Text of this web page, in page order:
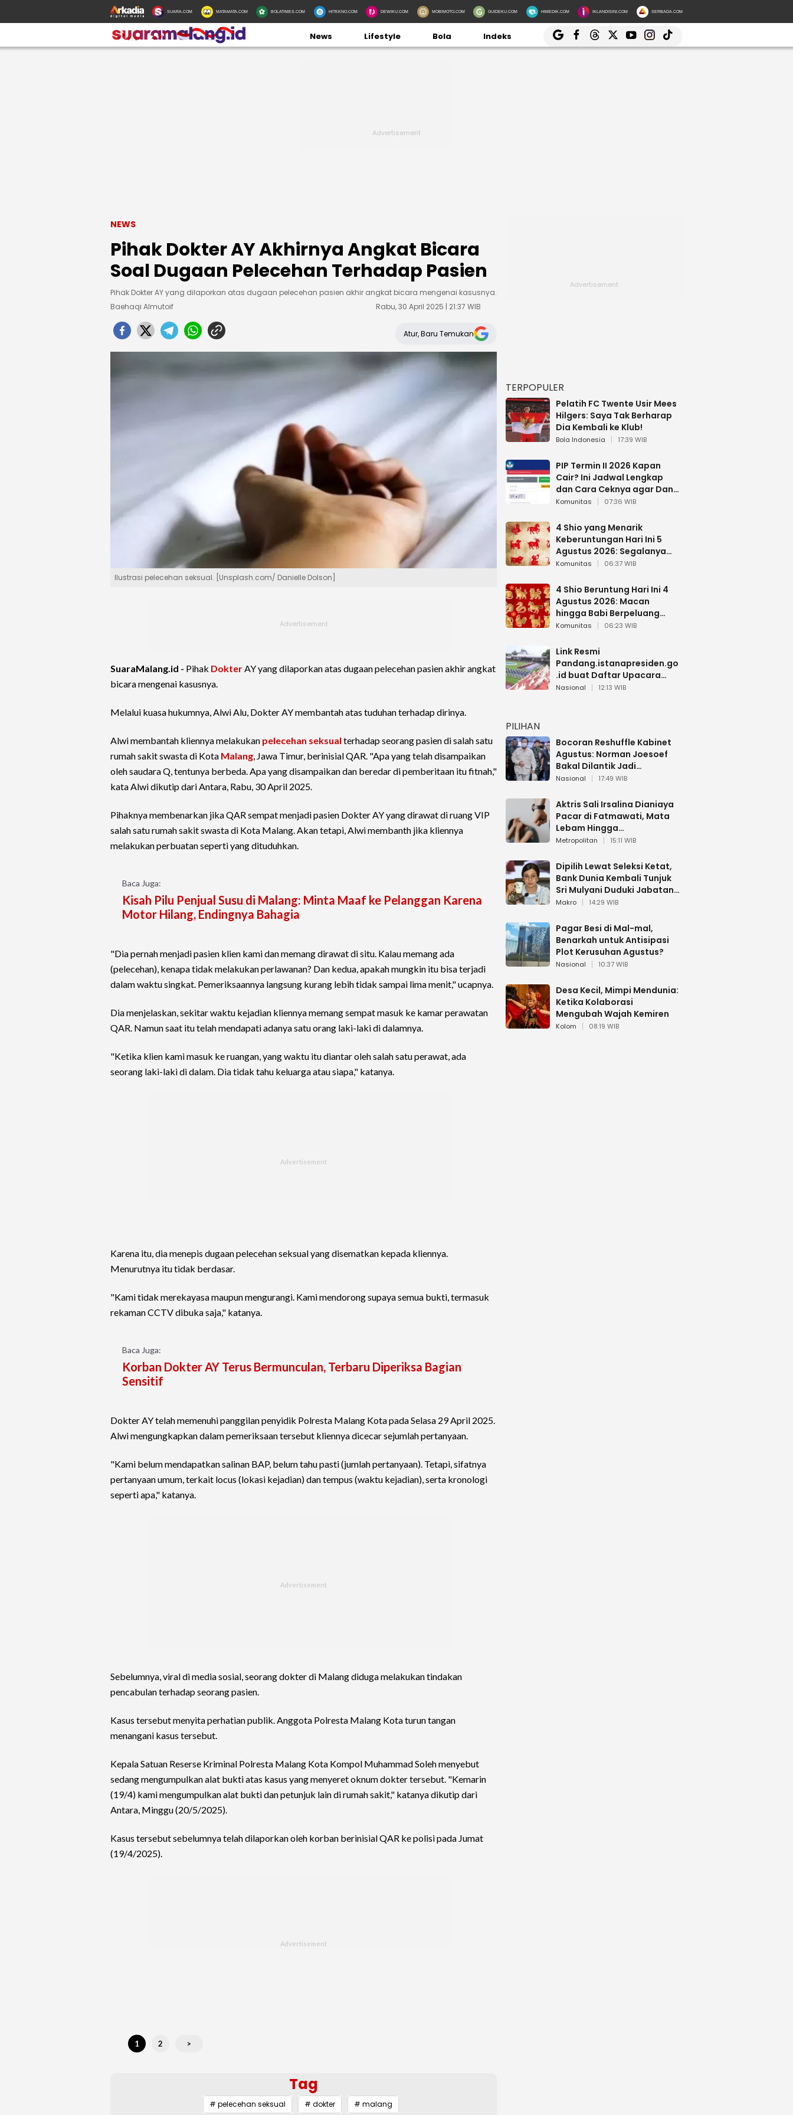
SUARA.COM MATAMATA.COM BOLATIMES.COM HITEKNO.COM DEWIKU.COM MOBIMOTO.COM GUIDEKU.COM HIMEDIK.COM IKLANDISINI.COM SERBADA.COM
News Lifestyle Bola Indeks
NEWS
Pihak Dokter AY Akhirnya Angkat Bicara
Soal Dugaan Pelecehan Terhadap Pasien
Pihak Dokter AY yang dilaporkan atas dugaan pelecehan pasien akhir angkat bicara mengenai kasusnya.
Baehaqi Almutoif
Rabu, 30 April 2025 | 21:37 WIB
Atur, Baru Temukan
Ilustrasi pelecehan seksual. [Unsplash.com/ Danielle Dolson]
SuaraMalang.id - Pihak DokterAY yang dilaporkan atas dugaan pelecehan pasien akhir angkat
bicara mengenai kasusnya.
Melalui kuasa hukumnya, Alwi Alu, Dokter AY membantah atas tuduhan terhadap dirinya.
Alwi membantah kliennya melakukan pelecehan seksual terhadap seorang pasien di salah satu
rumah sakit swasta di Kota Malang, Jawa Timur, berinisial QAR. "Apa yang telah disampaikan
oleh saudara Q, tentunya berbeda. Apa yang disampaikan dan beredar di pemberitaan itu fitnah,"
kata Alwi dikutip dari Antara, Rabu, 30 April 2025.
Pihaknya membenarkan jika QAR sempat menjadi pasien Dokter AY yang dirawat di ruang VIP
salah satu rumah sakit swasta di Kota Malang. Akan tetapi, Alwi membanth jika kliennya
melakukan perbuatan seperti yang dituduhkan.
Baca Juga:
Kisah Pilu Penjual Susu di Malang: Minta Maaf ke Pelanggan Karena
Motor Hilang, Endingnya Bahagia
"Dia pernah menjadi pasien klien kami dan memang dirawat di situ. Kalau memang ada
(pelecehan), kenapa tidak melakukan perlawanan? Dan kedua, apakah mungkin itu bisa terjadi
dalam waktu singkat. Pemeriksaannya langsung kurang lebih tidak sampai lima menit," ucapnya.
Dia menjelaskan, sekitar waktu kejadian kliennya memang sempat masuk ke kamar perawatan
QAR. Namun saat itu telah mendapati adanya satu orang laki-laki di dalamnya.
"Ketika klien kami masuk ke ruangan, yang waktu itu diantar oleh salah satu perawat, ada
seorang laki-laki di dalam. Dia tidak tahu keluarga atau siapa," katanya.
Karena itu, dia menepis dugaan pelecehan seksual yang disematkan kepada kliennya.
Menurutnya itu tidak berdasar.
"Kami tidak merekayasa maupun mengurangi. Kami mendorong supaya semua bukti, termasuk
rekaman CCTV dibuka saja," katanya.
Baca Juga:
Korban Dokter AY Terus Bermunculan, Terbaru Diperiksa Bagian
Sensitif
Dokter AY telah memenuhi panggilan penyidik Polresta Malang Kota pada Selasa 29 April 2025.
Alwi mengungkapkan dalam pemeriksaan tersebut kliennya dicecar sejumlah pertanyaan.
"Kami belum mendapatkan salinan BAP, belum tahu pasti (jumlah pertanyaan). Tetapi, sifatnya
pertanyaan umum, terkait locus (lokasi kejadian) dan tempus (waktu kejadian), serta kronologi
seperti apa," katanya.
Sebelumnya, viral di media sosial, seorang dokter di Malang diduga melakukan tindakan
pencabulan terhadap seorang pasien.
Kasus tersebut menyita perhatian publik. Anggota Polresta Malang Kota turun tangan
menangani kasus tersebut.
Kepala Satuan Reserse Kriminal Polresta Malang Kota Kompol Muhammad Soleh menyebut
sedang mengumpulkan alat bukti atas kasus yang menyeret oknum dokter tersebut. "Kemarin
(19/4) kami mengumpulkan alat bukti dan petunjuk lain di rumah sakit," katanya dikutip dari
Antara, Minggu (20/5/2025).
Kasus tersebut sebelumnya telah dilaporkan oleh korban berinisial QAR ke polisi pada Jumat
(19/4/2025).
1 2 >
Tag
# pelecehan seksual # dokter # malang
TERPOPULER
Pelatih FC Twente Usir Mees
Hilgers: Saya Tak Berharap
Dia Kembali ke Klub!
Bola Indonesia 17:39 WIB
PIP Termin II 2026 Kapan
Cair? Ini Jadwal Lengkap
dan Cara Ceknya agar Dana
Tidak Hangus!
Komunitas 07:36 WIB
4 Shio yang Menarik
Keberuntungan Hari Ini 5
Agustus 2026: Segalanya
Berjalan Lancar
Komunitas 06:37 WIB
4 Shio Beruntung Hari Ini 4
Agustus 2026: Macan
hingga Babi Berpeluang
Dapat Kabar Baik
Komunitas 06:23 WIB
Link Resmi
Pandang.istanapresiden.go
.id buat Daftar Upacara
Bendera HUT RI di Istana
Nasional 12:13 WIB
PILIHAN
Bocoran Reshuffle Kabinet
Agustus: Norman Joesoef
Bakal Dilantik Jadi
Wamenhan RI
Nasional 17:49 WIB
Aktris Sali Irsalina Dianiaya
Pacar di Fatmawati, Mata
Lebam Hingga
Diselamatkan Polantas
Metropolitan 15:11 WIB
Dipilih Lewat Seleksi Ketat,
Bank Dunia Kembali Tunjuk
Sri Mulyani Duduki Jabatan
Strategis
Makro 14:29 WIB
Pagar Besi di Mal-mal,
Benarkah untuk Antisipasi
Plot Kerusuhan Agustus?
Nasional 10:37 WIB
Desa Kecil, Mimpi Mendunia:
Ketika Kolaborasi
Mengubah Wajah Kemiren
Kolom 08:19 WIB